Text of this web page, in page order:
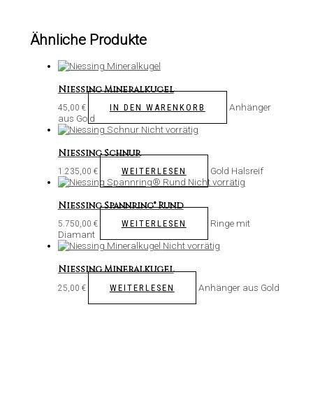
Ähnliche Produkte
Niessing Mineralkugel
45,00 € IN DEN WARENKORB
Anhänger
aus Gold
Nicht vorrätig
Niessing Schnur
1.235,00 € WEITERLESEN
Gold Halsreif
Nicht vorrätig
Niessing Spannring® Rund
5.750,00 € WEITERLESEN
Ringe mit
Diamant
Nicht vorrätig
Niessing Mineralkugel
25,00 € WEITERLESEN Anhänger aus Gold